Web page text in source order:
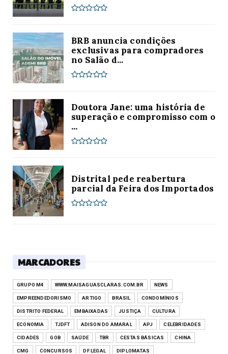
BRB anuncia condições
exclusivas para compradores
no Salão d...
Doutora Jane: uma história de
superação e compromisso com o
...
Distrital pede reabertura
parcial da Feira dos Importados
MARCADORES
GRUPO M4 WWW.MAISAGUASCLARAS.COM.BR NEWS
EMPREENDEDORISMO ARTIGO BRASIL CONDOMÍNIOS
DISTRITO FEDERAL EMBAIXADAS JUSTIÇA CULTURA
ECONOMIA TJDFT ADISON DO AMARAL APJ CELEBRIDADES
CIDADES GOB SAÚDE TBR CESTAS BÁSICAS CHINA
CMG CONCURSOS DF LEGAL DIPLOMATAS